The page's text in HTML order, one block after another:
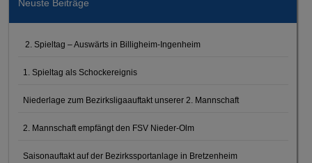
Neuste Beiträge
2. Spieltag – Auswärts in Billigheim-Ingenheim
1. Spieltag als Schockereignis
Niederlage zum Bezirksligaauftakt unserer 2. Mannschaft
2. Mannschaft empfängt den FSV Nieder-Olm
Saisonauftakt auf der Bezirkssportanlage in Bretzenheim